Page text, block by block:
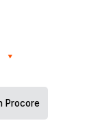
Procore